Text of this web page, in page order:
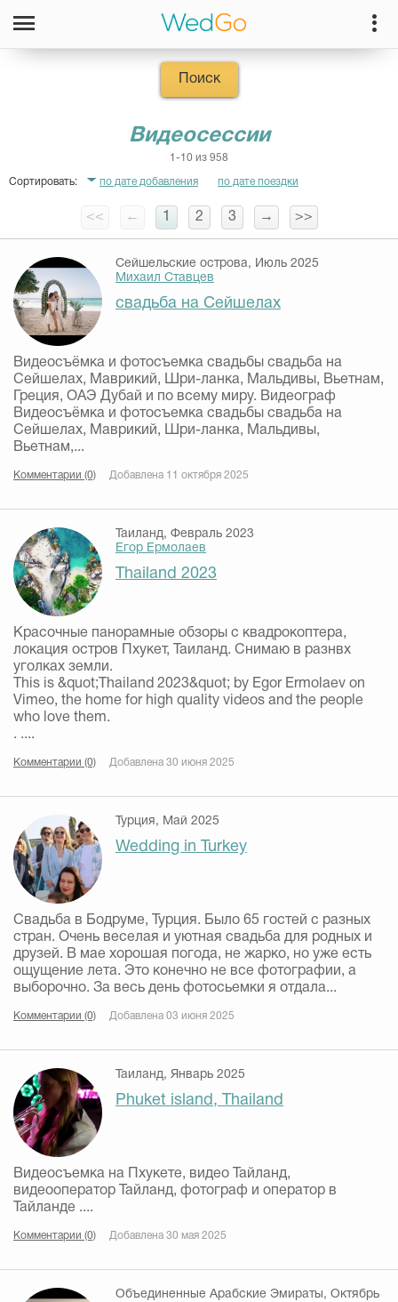
Поиск
Видеосессии
1-10 из 958
Сортировать: по дате добавления по дате поездки
<< ← 2 3 → >>
Сейшельские острова, Июль 2025
Михаил Ставцев
свадьба на Сейшелах
Видеосъёмка и фотосъемка свадьбы свадьба на
Сейшелах, Маврикий, Шри-ланка, Мальдивы, Вьетнам,
Греция, ОАЭ Дубай и по всему миру. Видеограф
Видеосъёмка и фотосъемка свадьбы свадьба на
Сейшелах, Маврикий, Шри-ланка, Мальдивы,
Вьетнам,...
Комментарии (0) Добавлена 11 октября 2025
Таиланд, Февраль 2023
Егор Ермолаев
Thailand 2023
Красочные панорамные обзоры с квадрокоптера,
локация остров Пхукет, Таиланд. Снимаю в разнвх
уголках земли.
This is &quot;Thailand 2023&quot; by Egor Ermolaev on
Vimeo, the home for high quality videos and the people
who love them.
. ....
Комментарии (0) Добавлена 30 июня 2025
Турция, Май 2025
Wedding in Turkey
Свадьба в Бодруме, Турция. Было 65 гостей с разных
стран. Очень веселая и уютная свадьба для родных и
друзей. В мае хорошая погода, не жарко, но уже есть
ощущение лета. Это конечно не все фотографии, а
выборочно. За весь день фотосьемки я отдала...
Комментарии (0) Добавлена 03 июня 2025
Таиланд, Январь 2025
Phuket island, Thailand
Видеосъемка на Пхукете, видео Тайланд,
видеооператор Тайланд, фотограф и оператор в
Тайланде ....
Комментарии (0) Добавлена 30 мая 2025
Объединенные Арабские Эмираты, Октябрь